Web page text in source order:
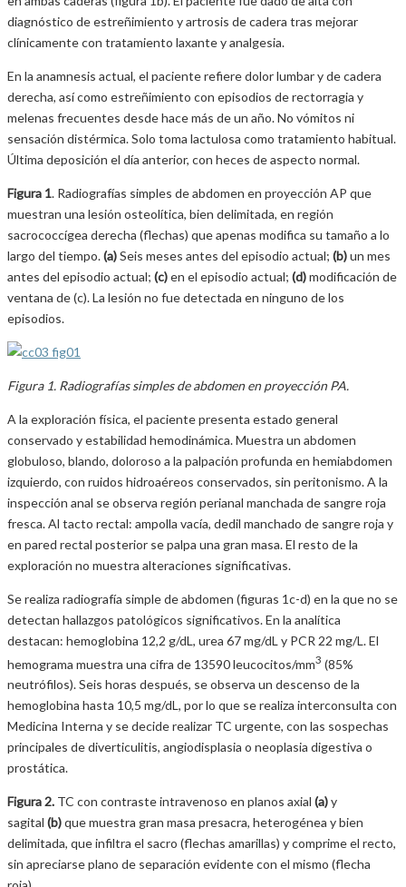
diagnóstico de estreñimiento y artrosis de cadera tras mejorar
clínicamente con tratamiento laxante y analgesia.
En la anamnesis actual, el paciente refiere dolor lumbar y de cadera
derecha, así como estreñimiento con episodios de rectorragia y
melenas frecuentes desde hace más de un año. No vómitos ni
sensación distérmica. Solo toma lactulosa como tratamiento habitual.
Última deposición el día anterior, con heces de aspecto normal.
Figura 1. Radiografías simples de abdomen en proyección AP que
muestran una lesión osteolítica, bien delimitada, en región
sacrococcígea derecha (flechas) que apenas modifica su tamaño a lo
largo del tiempo.(a)Seis meses antes del episodio actual; (b)un mes
antes del episodio actual; (c)en el episodio actual; (d)modificación de
ventana de (c). La lesión no fue detectada en ninguno de los
episodios.
Figura 1. Radiografías simples de abdomen en proyección PA.
A la exploración física, el paciente presenta estado general
conservado y estabilidad hemodinámica. Muestra un abdomen
globuloso, blando, doloroso a la palpación profunda en hemiabdomen
izquierdo, con ruidos hidroaéreos conservados, sin peritonismo. A la
inspección anal se observa región perianal manchada de sangre roja
fresca. Al tacto rectal: ampolla vacía, dedil manchado de sangre roja y
en pared rectal posterior se palpa una gran masa. El resto de la
exploración no muestra alteraciones significativas.
Se realiza radiografía simple de abdomen (figuras 1c-d) en la que no se
detectan hallazgos patológicos significativos. En la analítica
destacan: hemoglobina 12,2 g/dL, urea 67 mg/dL y PCR 22 mg/L. El
hemograma muestra una cifra de 13590 leucocitos/mm3 (85%
neutrófilos). Seis horas después, se observa un descenso de la
hemoglobina hasta 10,5 mg/dL, por lo que se realiza interconsulta con
Medicina Interna y se decide realizar TC urgente, con las sospechas
principales de diverticulitis, angiodisplasia o neoplasia digestiva o
prostática.
Figura 2. TC con contraste intravenoso en planos axial (a)y
sagital (b)que muestra gran masa presacra, heterogénea y bien
delimitada, que infiltra el sacro (flechas amarillas) y comprime el recto,
sin apreciarse plano de separación evidente con el mismo (flecha